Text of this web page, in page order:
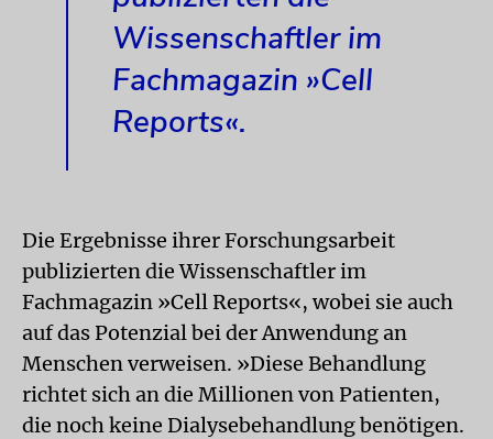
Wissenschaftler im
Fachmagazin »Cell
Reports«.
Die Ergebnisse ihrer Forschungsarbeit
publizierten die Wissenschaftler im
Fachmagazin »Cell Reports«, wobei sie auch
auf das Potenzial bei der Anwendung an
Menschen verweisen. »Diese Behandlung
richtet sich an die Millionen von Patienten,
die noch keine Dialysebehandlung benötigen.